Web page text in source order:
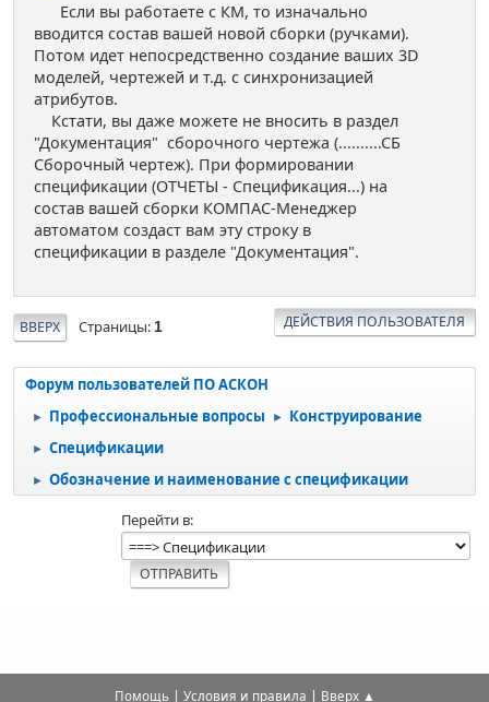
Если вы работаете с КМ, то изначально
вводится состав вашей новой сборки (ручками).
Потом идет непосредственно создание ваших 3D
моделей, чертежей и т.д. с синхронизацией
атрибутов.
Кстати, вы даже можете не вносить в раздел
"Документация" сборочного чертежа (..........СБ
Сборочный чертеж). При формировании
спецификации (ОТЧЕТЫ - Спецификация...) на
состав вашей сборки КОМПАС-Менеджер
автоматом создаст вам эту строку в
спецификации в разделе "Документация".
ВВЕРХ Страницы 1 ДЕЙСТВИЯ ПОЛЬЗОВАТЕЛЯ
Форум пользователей ПО АСКОН
► Профессиональные вопросы ► Конструирование
► Спецификации
► Обозначение и наименование с спецификации
Перейти в
Помощь| Условия и правила | Вверх ▲